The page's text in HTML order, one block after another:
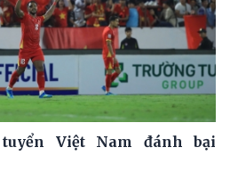
Việt Nam đánh bại